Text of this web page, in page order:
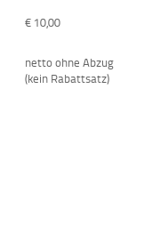
netto ohne Abzug
(kein Rabattsatz)
€ 10,00